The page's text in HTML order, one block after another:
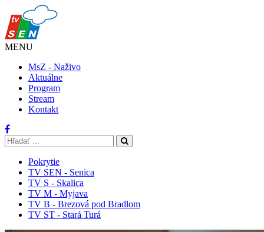
MENU
MsZ - Naživo
Aktuálne
Program
Stream
Kontakt
Pokrytie
TV SEN - Senica
TV S - Skalica
TV M - Myjava
TV B - Brezová pod Bradlom
TV ST - Stará Turá